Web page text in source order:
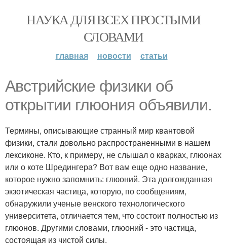
НАУКА ДЛЯ ВСЕХ ПРОСТЫМИ
СЛОВАМИ
главная новости статьи
Австрийские физики об
открытии глюония объявили.
Термины, описывающие странный мир квантовой
физики, стали довольно распространенными в нашем
лексиконе. Кто, к примеру, не слышал о кварках, глюонах
или о коте Шредингера? Вот вам еще одно название,
которое нужно запомнить: глюоний. Эта долгожданная
экзотическая частица, которую, по сообщениям,
обнаружили ученые венского технологического
университета, отличается тем, что состоит полностью из
глюонов. Другими словами, глюоний - это частица,
состоящая из чистой силы.